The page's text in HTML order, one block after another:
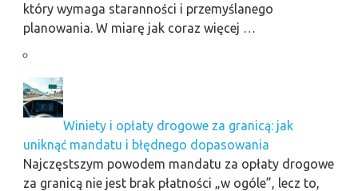
który wymaga staranności i przemyślanego
planowania. W miarę jak coraz więcej …
Winiety i opłaty drogowe za granicą: jak
uniknąć mandatu i błędnego dopasowania
Najczęstszym powodem mandatu za opłaty drogowe
za granicą nie jest brak płatności „w ogóle”, lecz to,